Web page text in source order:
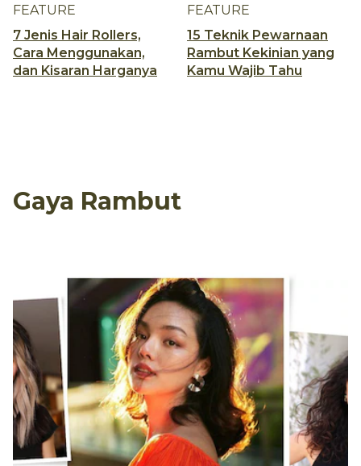
FEATURE
7 Jenis Hair Rollers,
Cara Menggunakan,
dan Kisaran Harganya
FEATURE
15 Teknik Pewarnaan
Rambut Kekinian yang
Kamu Wajib Tahu
Gaya Rambut